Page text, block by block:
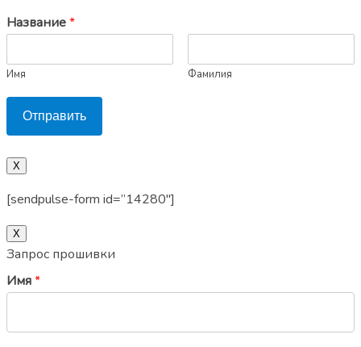
Название*
Имя Фамилия
Отправить
X
[sendpulse-form id=”14280″]
Х
Запрос прошивки
Имя*